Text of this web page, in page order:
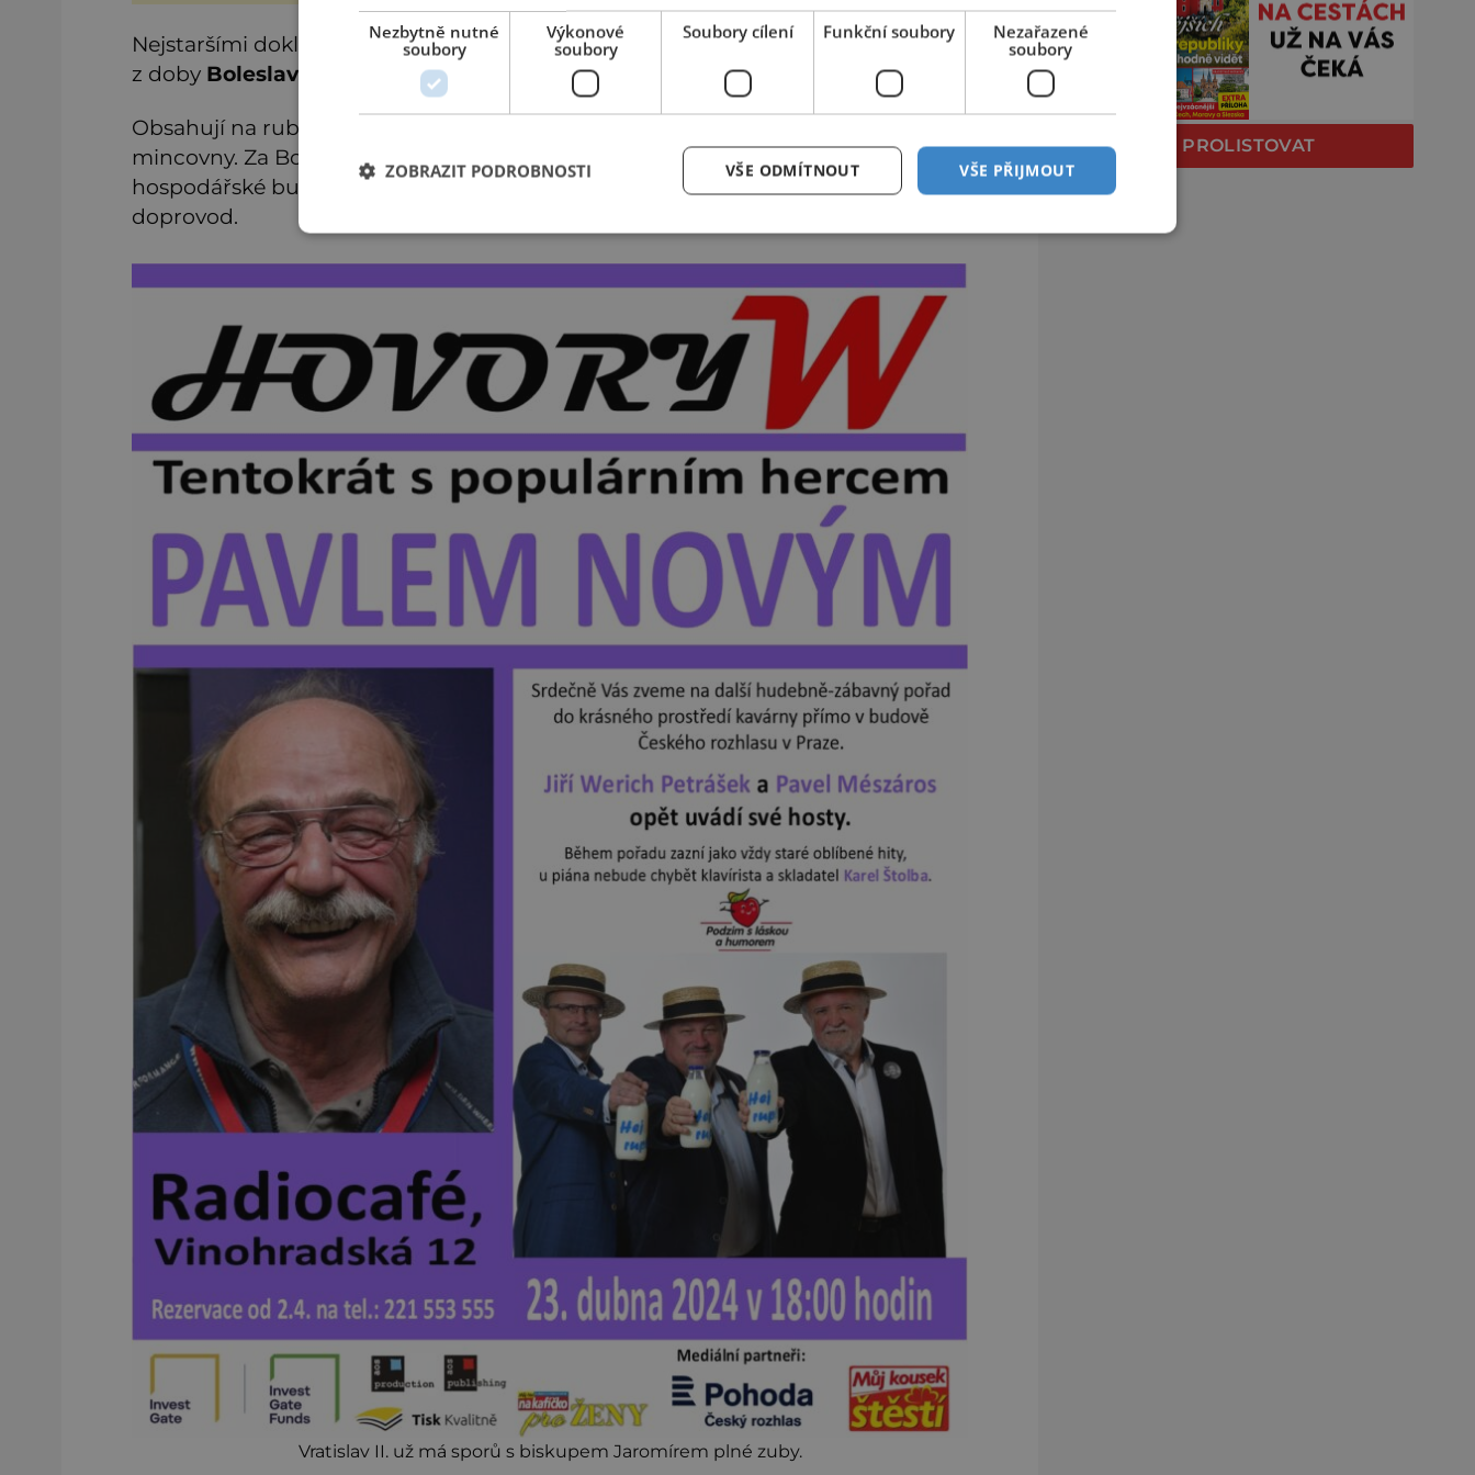
a vti
Zajímavé články najdete také nanasehvezdy.cz
Nejstaršími doklady o existenci středověkého Vyšehradu jsou denáry pocházející
z dobyBoleslava II.(asi 932–999) aBoleslava III.(asi 965–1037).
Obsahují na rubu nápis „Viszegrád civitas“, prokazatelně tedy pocházejí ze zdejší
mincovny. Za Boleslavů tu kromě ní stává knížecí dvorec, který obklopují
hospodářské budovy, především stáje pro koně a sruby určené pro vojenský
doprovod.
PROLISTOVAT
Nezbytně nutné
soubory
Výkonové
soubory
Soubory cílení Funkční soubory
Nezařazené
soubory
VŠE PŘIJMOUT
VŠE ODMÍTNOUT
ZOBRAZIT PODROBNOSTI